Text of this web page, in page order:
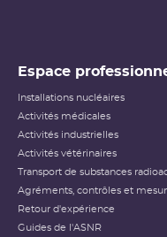
Espace
Installations nucléaires
Activités médicales
Activités industrielles
Activités vétérinaires
Transport de substances
Agréments, contrôles et
Retour d'expérience
Guides de l'ASNR